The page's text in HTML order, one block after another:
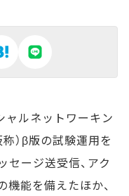
ャルネットワーキン
称）β版の試験運用を
セージ送受信、アク
機能を備えたほか、